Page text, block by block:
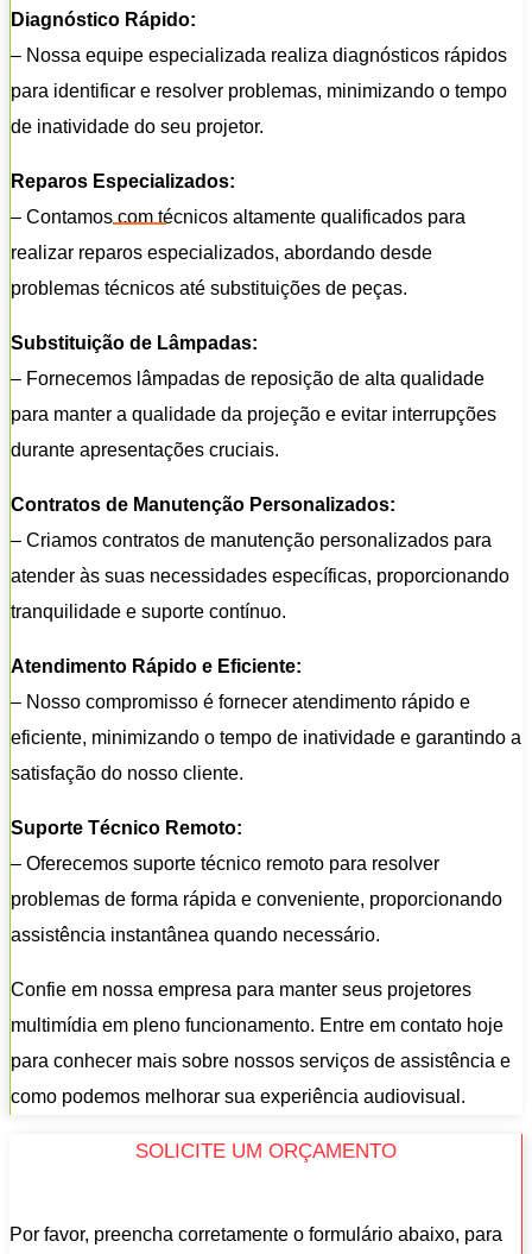
Diagnóstico Rápido:
– Nossa equipe especializada realiza diagnósticos rápidos
para identificar e resolver problemas, minimizando o tempo
de inatividade do seu projetor.
Reparos Especializados:
– Contamos com técnicos altamente qualificados para
realizar reparos especializados, abordando desde
problemas técnicos até substituições de peças.
Substituição de Lâmpadas:
– Fornecemos lâmpadas de reposição de alta qualidade
para manter a qualidade da projeção e evitar interrupções
durante apresentações cruciais.
Contratos de Manutenção Personalizados:
– Criamos contratos de manutenção personalizados para
atender às suas necessidades específicas, proporcionando
tranquilidade e suporte contínuo.
Atendimento Rápido e Eficiente:
– Nosso compromisso é fornecer atendimento rápido e
eficiente, minimizando o tempo de inatividade e garantindo a
satisfação do nosso cliente.
Suporte Técnico Remoto:
– Oferecemos suporte técnico remoto para resolver
problemas de forma rápida e conveniente, proporcionando
assistência instantânea quando necessário.
Confie em nossa empresa para manter seus projetores
multimídia em pleno funcionamento. Entre em contato hoje
para conhecer mais sobre nossos serviços de assistência e
como podemos melhorar sua experiência audiovisual.
SOLICITE UM ORÇAMENTO
Por favor, preencha corretamente o formulário abaixo, para